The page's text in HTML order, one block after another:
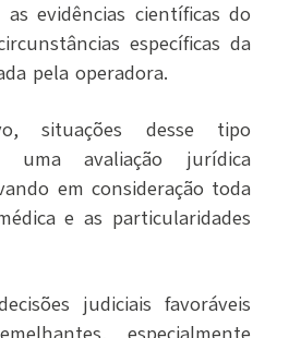
as evidências científicas do
específicas da
pela operadora.
situações desse tipo
uma avaliação jurídica
em consideração toda
e as particularidades
judiciais favoráveis